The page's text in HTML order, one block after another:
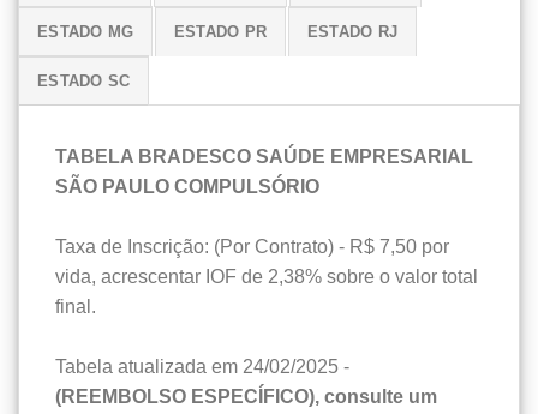
ESTADO MG ESTADO PR ESTADO RJ
ESTADO SC
TABELA BRADESCO SAÚDE EMPRESARIAL
SÃO PAULO COMPULSÓRIO
Taxa de Inscrição: (Por Contrato) - R$ 7,50 por
vida, acrescentar IOF de 2,38% sobre o valor total
final.
Tabela atualizada em 24/02/2025 -
(REEMBOLSO ESPECÍFICO), consulte um